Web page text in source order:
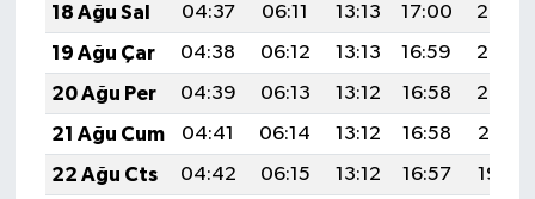
18 Ağu Sal
04:37 06:11 13:13 17:00
20:05
19 Ağu Çar
04:38 06:12 13:13 16:59
20:03
20 Ağu Per
04:39 06:13 13:12 16:58
20:02
21 Ağu Cum
04:41 06:14 13:12 16:58
20:01
22 Ağu Cts
04:42 06:15 13:12 16:57
19:59